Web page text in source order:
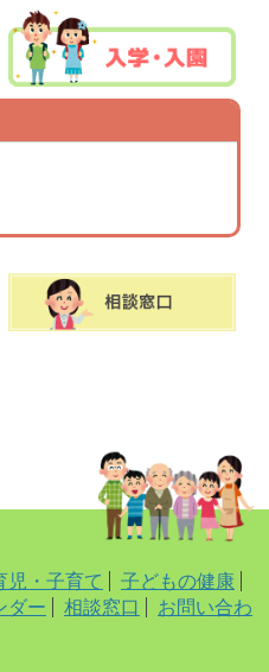
児・子育て
子どもの健康
ダー 相談窓口
お問い合わ